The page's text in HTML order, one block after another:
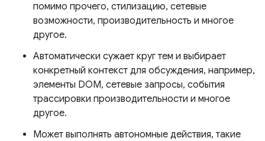
помимо прочего, стилизацию, сетевые
возможности, производительность и многое
другое.
Автоматически сужает круг тем и выбирает
конкретный контекст для обсуждения, например,
элементы DOM, сетевые запросы, события
трассировки производительности и многое
другое.
Может выполнять автономные действия, такие